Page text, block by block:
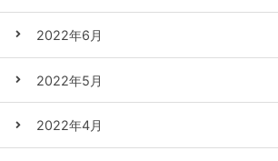
2022年6月
2022年5月
2022年4月